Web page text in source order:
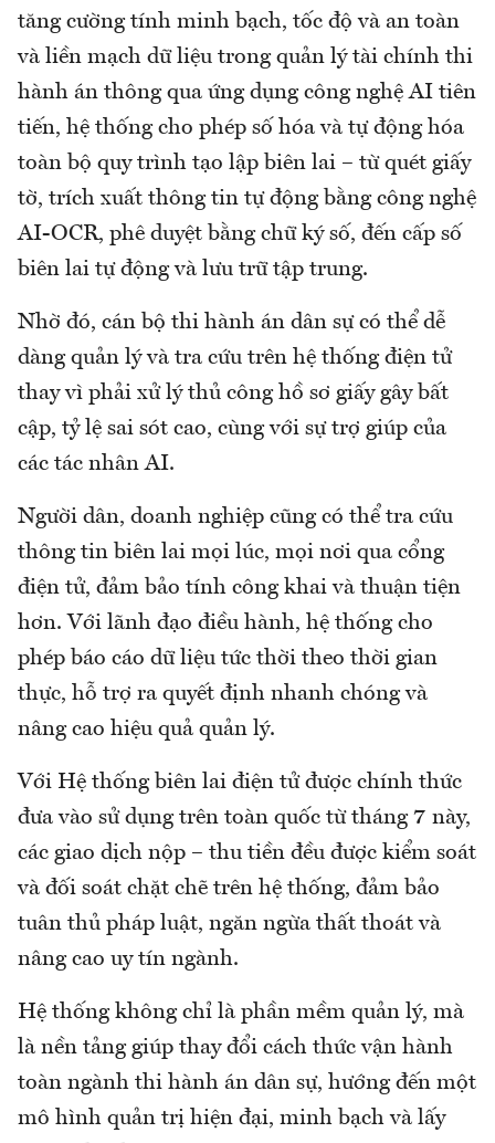
tăng cường tính minh bạch, tốc độ và an toàn
và liền mạch dữ liệu trong quản lý tài chính thi
hành án thông qua ứng dụng công nghệ AI tiên
tiến, hệ thống cho phép số hóa và tự động hóa
toàn bộ quy trình tạo lập biên lai – từ quét giấy
tờ, trích xuất thông tin tự động bằng công nghệ
AI-OCR, phê duyệt bằng chữ ký số, đến cấp số
biên lai tự động và lưu trữ tập trung.
Nhờ đó, cán bộ thi hành án dân sự có thể dễ
dàng quản lý và tra cứu trên hệ thống điện tử
thay vì phải xử lý thủ công hồ sơ giấy gây bất
cập, tỷ lệ sai sót cao, cùng với sự trợ giúp của
các tác nhân AI.
Người dân, doanh nghiệp cũng có thể tra cứu
thông tin biên lai mọi lúc, mọi nơi qua cổng
điện tử, đảm bảo tính công khai và thuận tiện
hơn. Với lãnh đạo điều hành, hệ thống cho
phép báo cáo dữ liệu tức thời theo thời gian
thực, hỗ trợ ra quyết định nhanh chóng và
nâng cao hiệu quả quản lý.
Với Hệ thống biên lai điện tử được chính thức
đưa vào sử dụng trên toàn quốc từ tháng 7 này,
các giao dịch nộp – thu tiền đều được kiểm soát
và đối soát chặt chẽ trên hệ thống, đảm bảo
tuân thủ pháp luật, ngăn ngừa thất thoát và
nâng cao uy tín ngành.
Hệ thống không chỉ là phần mềm quản lý, mà
là nền tảng giúp thay đổi cách thức vận hành
toàn ngành thi hành án dân sự, hướng đến một
mô hình quản trị hiện đại, minh bạch và lấy